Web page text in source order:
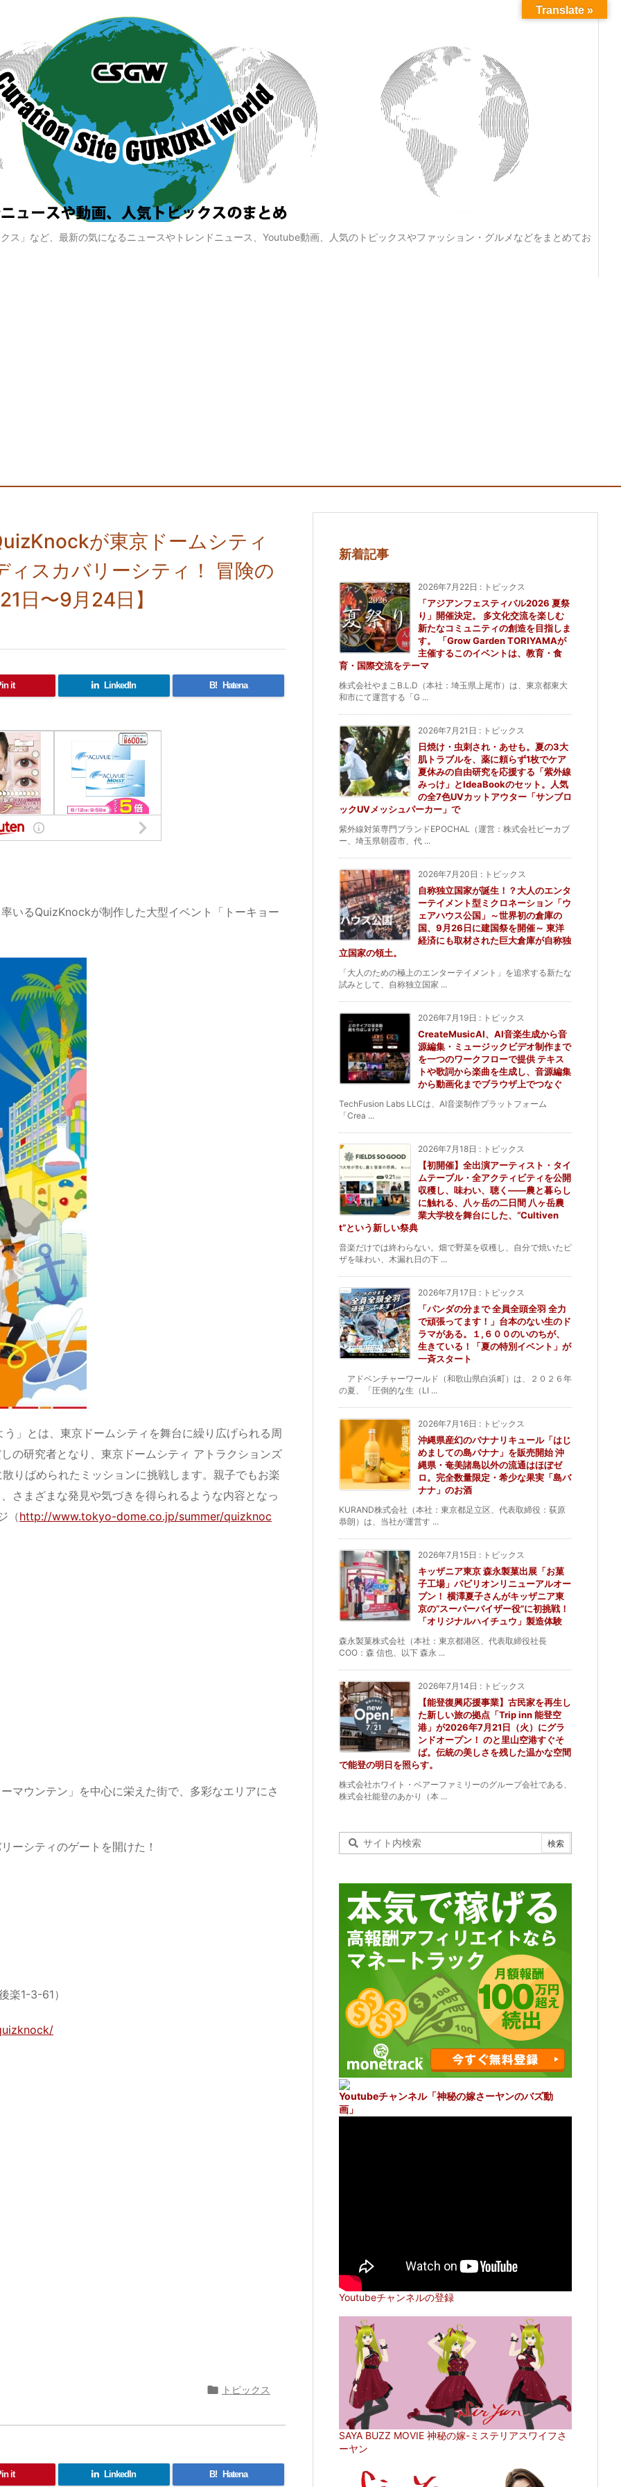
ス」など、最新の気になるニュースやトレンドニュース、Youtube動画、人気のトピックスやファッション・グルメなどをまとめてお
が東京ドームシティ
ィスカバリーシティ！ 冒険の
日〜9月24日】
it LinkedIn B! Hatena
いるQuizKnockが制作した大型イベント「トーキョー
」とは、東京ドームシティを舞台に繰り広げられる周
の研究者となり、東京ドームシティ アトラクションズ
りばめられたミッションに挑戦します。親子でもお楽
さまざまな発見や気づきを得られるような内容となっ
（http://www.tokyo-dome.co.jp/summer/quizknoc
マウンテン」を中心に栄えた街で、多彩なエリアにさ
ーシティのゲートを開けた！
楽1-3-61）
 トピックス
it LinkedIn B! Hatena
新着記事
2026年7月22日 : トピックス
「アジアンフェスティバル2026 夏祭
り」開催決定。 多文化交流を楽しむ
新たなコミュニティの創造を目指しま
す。 「Grow Garden TORIYAMAが
主催するこのイベントは、教育・食
育・国際交流をテーマ
株式会社やまこB.L.D（本社：埼玉県上尾市）は、東京都東大
和市にて運営する「G ...
2026年7月21日 : トピックス
日焼け・虫刺され・あせも。夏の3大
肌トラブルを、薬に頼らず1枚でケア
夏休みの自由研究を応援する「紫外線
みっけ」とIdeaBookのセット。人気
の全7色UVカットアウター「サンブロ
ックUVメッシュパーカー」で
紫外線対策専門ブランドEPOCHAL（運営：株式会社ピーカブ
ー、埼玉県朝霞市、代 ...
2026年7月20日 : トピックス
自称独立国家が誕生！？大人のエンタ
ーテイメント型ミクロネーション「ウ
ェアハウス公国」～世界初の倉庫の
国、9月26日に建国祭を開催～ 東洋
経済にも取材された巨大倉庫が自称独
立国家の領土。
「大人のための極上のエンターテイメント」を追求する新たな
試みとして、自称独立国家 ...
2026年7月19日 : トピックス
CreateMusicAI、AI音楽生成から音
源編集・ミュージックビデオ制作まで
を一つのワークフローで提供 テキス
トや歌詞から楽曲を生成し、音源編集
から動画化までブラウザ上でつなぐ
TechFusion Labs LLCは、AI音楽制作プラットフォーム
「Crea ...
2026年7月18日 : トピックス
【初開催】全出演アーティスト・タイ
ムテーブル・全アクティビティを公開
収穫し、味わい、聴く——農と暮らし
に触れる、八ヶ岳の二日間 八ヶ岳農
業大学校を舞台にした、“Cultiven
t”という新しい祭典
音楽だけでは終わらない。畑で野菜を収穫し、自分で焼いたピ
ザを味わい、木漏れ日の下 ...
2026年7月17日 : トピックス
「パンダの分まで 全員全頭全羽 全力
で頑張ってます！」台本のない生のド
ラマがある。１,６００のいのちが、
生きている！「夏の特別イベント」が
一斉スタート
アドベンチャーワールド（和歌山県白浜町）は、２０２６年
の夏、「圧倒的な生（LI ...
2026年7月16日 : トピックス
沖縄県産幻のバナナリキュール「はじ
めましての島バナナ」を販売開始 沖
縄県・奄美諸島以外の流通はほぼゼ
ロ。完全数量限定・希少な果実「島バ
ナナ」のお酒
KURAND株式会社（本社：東京都足立区、代表取締役：荻原
恭朗）は、当社が運営す ...
2026年7月15日 : トピックス
キッザニア東京 森永製菓出展「お菓
子工場」パビリオンリニューアルオー
プン！ 横澤夏子さんがキッザニア東
京の“スーパーバイザー役”に初挑戦！
「オリジナルハイチュウ」製造体験
森永製菓株式会社（本社：東京都港区、代表取締役社長
COO：森 信也、以下 森永 ...
2026年7月14日 : トピックス
【能登復興応援事業】古民家を再生し
た新しい旅の拠点「Trip inn 能登空
港」が2026年7月21日（火）にグラ
ンドオープン！ のと里山空港すぐそ
ば。伝統の美しさを残した温かな空間
で能登の明日を照らす。
株式会社ホワイト・ベアーファミリーのグループ会社である、
株式会社能登のあかり（本 ...
Youtubeチャンネル「神秘の嫁さーヤンのバズ動
画」
Youtubeチャンネルの登録
SAYA BUZZ MOVIE 神秘の嫁-ミステリアスワイフさ
ーヤン
Translate »